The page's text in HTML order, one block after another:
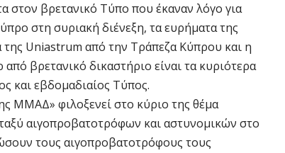
στον βρετανικό Τύπο που έκαναν λόγο για
στη συριακή διένεξη, τα ευρήματα της
Uniastrum από την Τράπεζα Κύπρου και η
βρετανικό δικαστήριο είναι τα κυριότερα
και εβδομαδιαίος Τύπος.
ΜΜΑΔ» φιλοξενεί στο κύριο της θέμα
αιγοπροβατοτρόφων και αστυνομικών στο
τους αιγοπροβατοτρόφους τους